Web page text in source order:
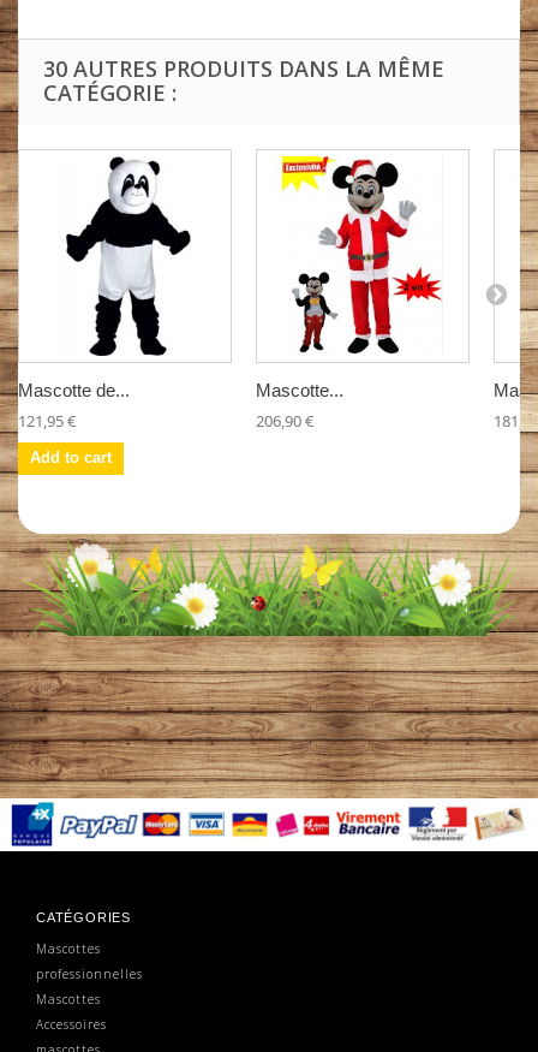
30 AUTRES PRODUITS DANS LA MÊME
CATÉGORIE :
Mascotte de...
121,95 €
Add to cart
Mascotte...
206,90 €
CATÉGORIES
Mascottes
professionnelles
Mascottes
Accessoires